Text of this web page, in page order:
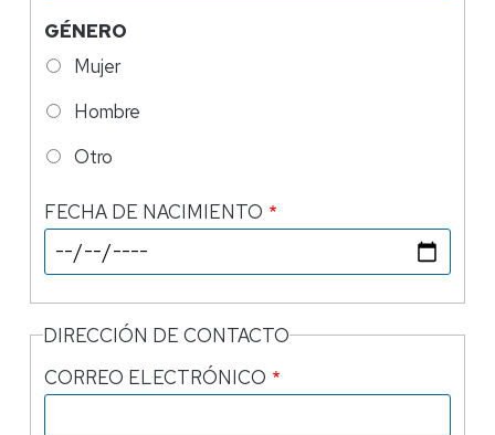
GÉNERO
Mujer
Hombre
Otro
FECHA DE NACIMIENTO
DIRECCIÓN DE CONTACTO
CORREO ELECTRÓNICO